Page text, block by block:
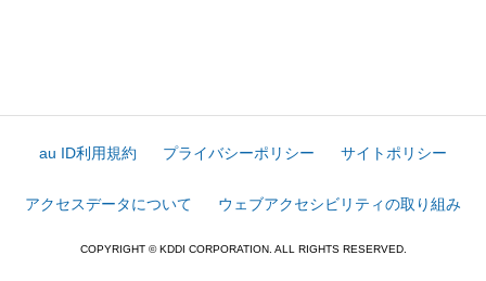
au ID利用規約 プライバシーポリシー サイトポリシー
アクセスデータについて ウェブアクセシビリティの取り組み
COPYRIGHT © KDDI CORPORATION. ALL RIGHTS RESERVED.